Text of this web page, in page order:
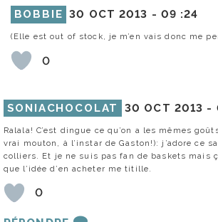
BOBBIE 30 OCT 2013 - 09 :24
(Elle est out of stock, je m’en vais donc me
0
SONIACHOCOLAT 30 OCT 2013 -
Ralala! C’est dingue ce qu’on a les mêmes
vrai mouton, à l’instar de Gaston!): j’adore ce
colliers. Et je ne suis pas fan de baskets mais
que l’idée d’en acheter me titille.
0